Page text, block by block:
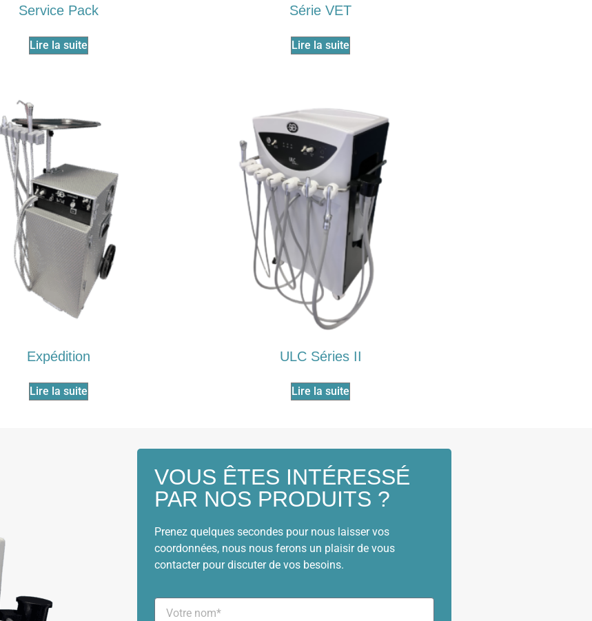
Service Pack
Lire la suite
Série VET
Lire la suite
Expédition
Lire la suite
ULC Séries II
Lire la suite
VOUS ÊTES INTÉRESSÉ
PAR NOS PRODUITS ?
Prenez quelques secondes pour nous laisser vos
coordonnées, nous nous ferons un plaisir de vous
contacter pour discuter de vos besoins.